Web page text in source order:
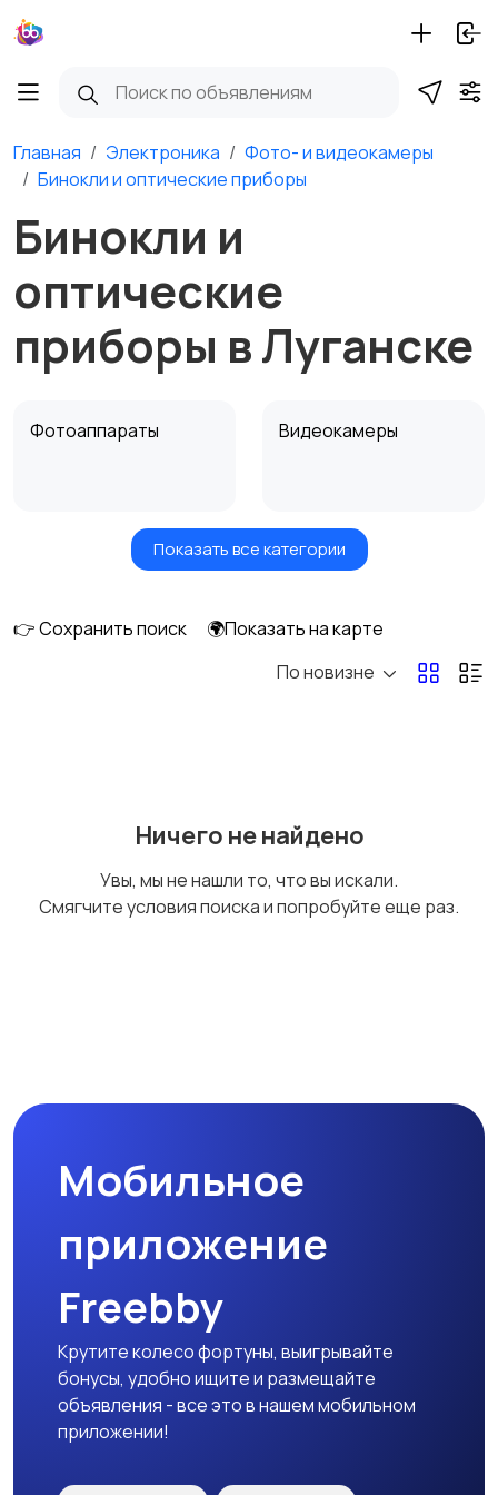
Главная Электроника
Фото- и видеокамеры
Бинокли и оптические приборы
Бинокли и
оптические
приборы в Луганске
Фотоаппараты Видеокамеры
Видеонаблюдение Объективы
Аксессуары
стабилизаторы
оборудование
Показать все категории
👉 Сохранить поиск
🌍Показать на карте
По новизне
Ничего не найдено
Увы, мы не нашли то, что вы искали.
Смягчите условия поиска и попробуйте еще раз.
Мобильное
приложение
Freebby
Крутите колесо фортуны, выигрывайте
бонусы, удобно ищите и размещайте
объявления - все это в нашем мобильном
приложении!